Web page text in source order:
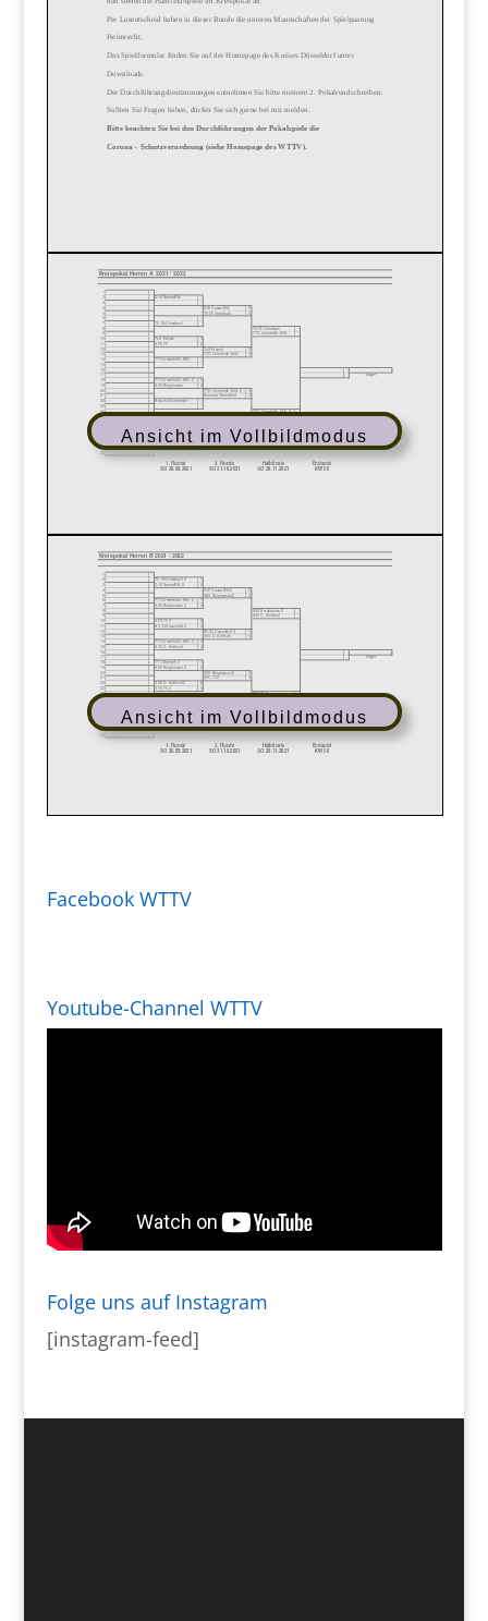
Ansicht im Vollbildmodus
Ansicht im Vollbildmodus
Facebook WTTV
Youtube-Channel WTTV
Folge uns auf Instagram
[instagram-feed]